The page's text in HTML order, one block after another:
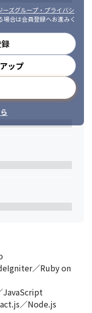
ーズグループ・プライバシ
合は会員登録へお進みく
ップ
／Ruby on
JavaScript
／Node.js